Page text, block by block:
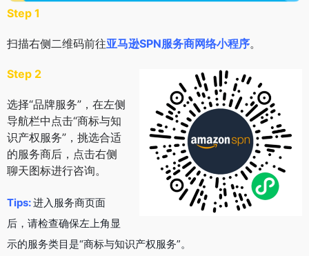
Step 1
扫描右侧二维码前往亚马逊SPN服务商网络小程序。
Step 2
选择“品牌服务”，在左侧
导航栏中点击“商标与知
识产权服务”，挑选合适
的服务商后，点击右侧
聊天图标进行咨询。
Tips:进入服务商页面
后，请检查确保左上角显
示的服务类目是“商标与知识产权服务”。